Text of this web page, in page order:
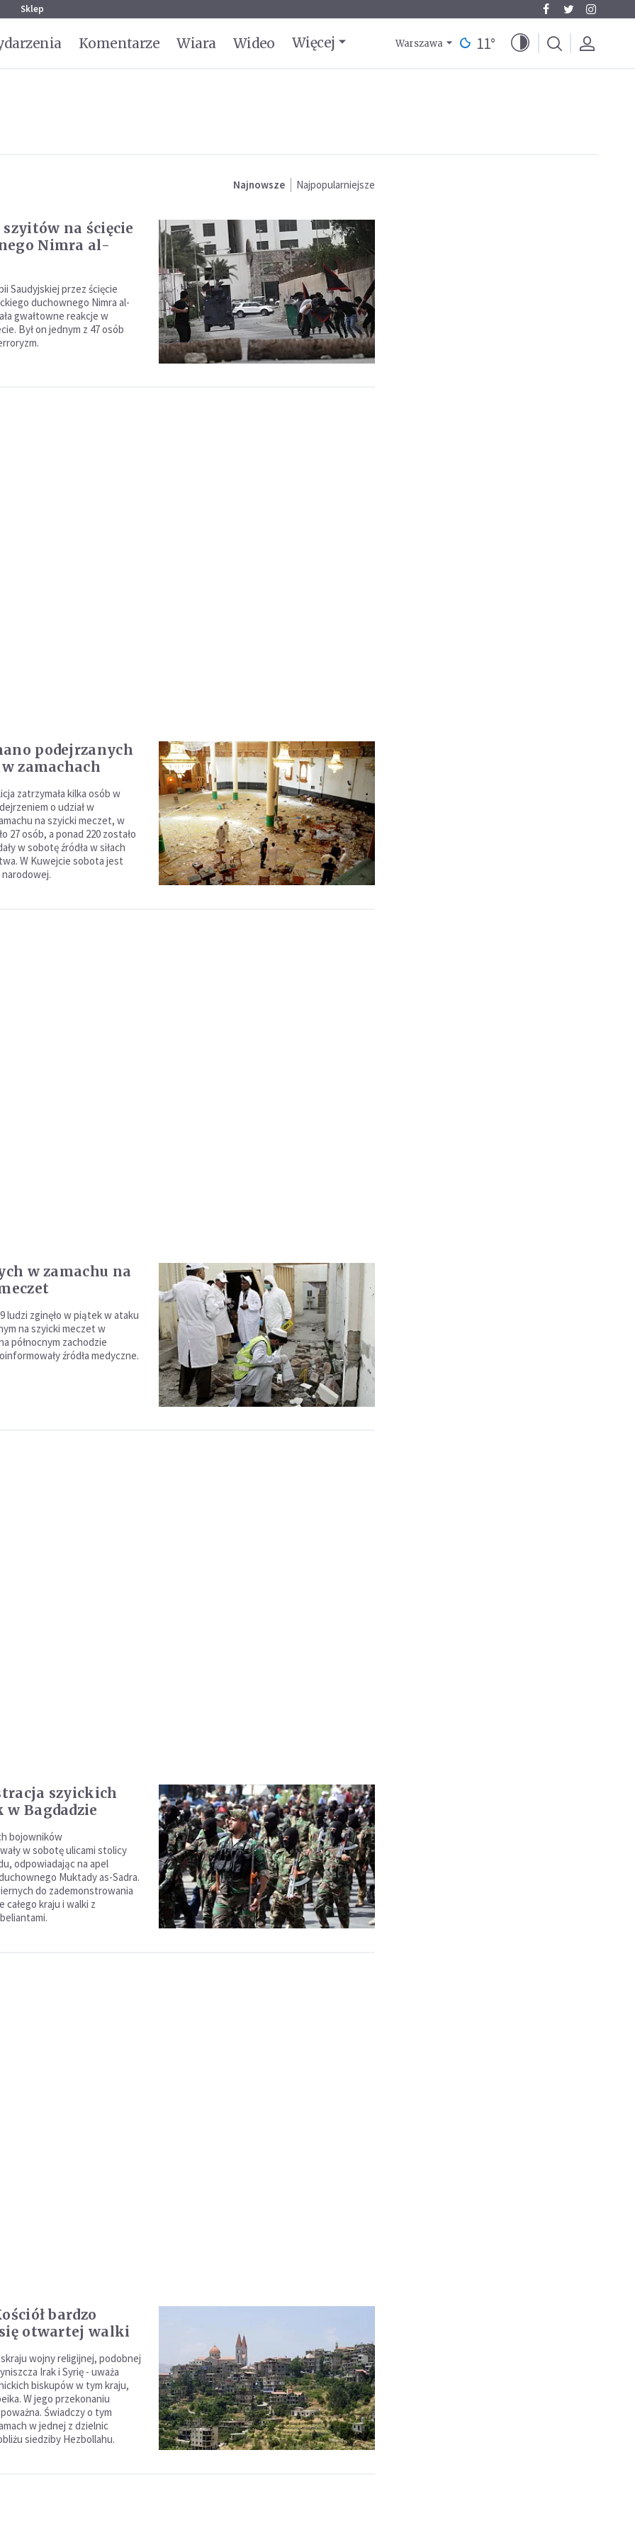
Sklep
Komentarze Wiara Wideo Więcej Warszawa 11°
Najnowsze Najpopularniejsze
szyitów na ścięcie
Nimra al-
Saudyjskiej przez ścięcie
duchownego Nimra al-
gwałtowne reakcje w
Był on jednym z 47 osób
podejrzanych
w zamachach
zatrzymała kilka osób w
o udział w
na szyicki meczet, w
27 osób, a ponad 220 zostało
w sobotę źródła w siłach
W Kuwejcie sobota jest
narodowej.
w zamachu na
ludzi zginęło w piątek w ataku
na szyicki meczet w
północnym zachodzie
źródła medyczne.
szyickich
w Bagdadzie
bojowników
w sobotę ulicami stolicy
odpowiadając na apel
Muktady as-Sadra.
do zademonstrowania
całego kraju i walki z
bardzo
otwartej walki
wojny religijnej, podobnej
Irak i Syrię - uważa
biskupów w tym kraju,
W jego przekonaniu
Świadczy o tym
w jednej z dzielnic
siedziby Hezbollahu.